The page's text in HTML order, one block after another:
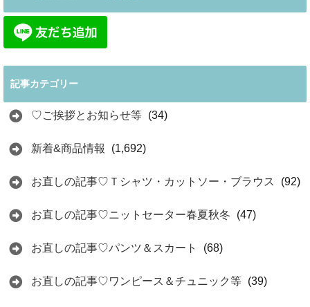
記事カテゴリー
♡ご挨拶とお知らせ等 (34)
新着&商品情報 (1,692)
お直しの記事♡Ｔシャツ・カットソー・ブラウス (92)
お直しの記事♡ニットセーター春夏秋冬 (47)
お直しの記事♡パンツ＆スカート (68)
お直しの記事♡ワンピース＆チュニック等 (39)